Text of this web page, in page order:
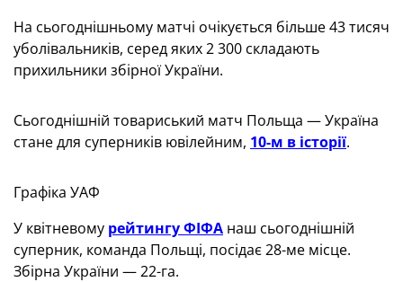
На сьогоднішньому матчі очікується більше 43 тисяч
уболівальників, серед яких 2 300 складають
прихильники збірної України.
Сьогоднішній товариський матч Польща — Україна
стане для суперників ювілейним, 10-м в історії.
Графіка УАФ
У квітневому рейтингу ФІФА наш сьогоднішній
суперник, команда Польщі, посідає 28-ме місце.
Збірна України — 22-га.